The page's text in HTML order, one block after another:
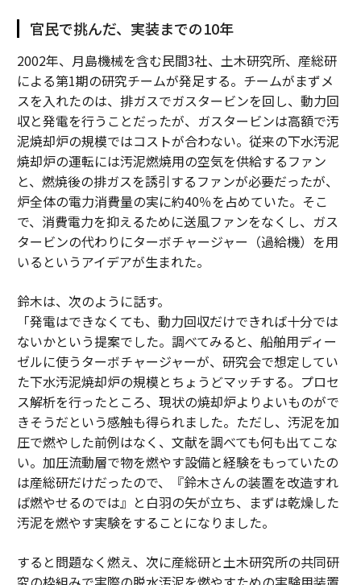
官民で挑んだ、実装までの10年
2002年、月島機械を含む民間3社、土木研究所、産総研
による第1期の研究チームが発足する。チームがまずメ
スを入れたのは、排ガスでガスタービンを回し、動力回
収と発電を行うことだったが、ガスタービンは高額で汚
泥焼却炉の規模ではコストが合わない。従来の下水汚泥
焼却炉の運転には汚泥燃焼用の空気を供給するファン
と、燃焼後の排ガスを誘引するファンが必要だったが、
炉全体の電力消費量の実に約40％を占めていた。そこ
で、消費電力を抑えるために送風ファンをなくし、ガス
タービンの代わりにターボチャージャー（過給機）を用
いるというアイデアが生まれた。
鈴木は、次のように話す。
「発電はできなくても、動力回収だけできれば十分では
ないかという提案でした。調べてみると、船舶用ディー
ゼルに使うターボチャージャーが、研究会で想定してい
た下水汚泥焼却炉の規模とちょうどマッチする。プロセ
ス解析を行ったところ、現状の焼却炉よりよいものがで
きそうだという感触も得られました。ただし、汚泥を加
圧で燃やした前例はなく、文献を調べても何も出てこな
い。加圧流動層で物を燃やす設備と経験をもっていたの
は産総研だけだったので、『鈴木さんの装置を改造すれ
ば燃やせるのでは』と白羽の矢が立ち、まずは乾燥した
汚泥を燃やす実験をすることになりました。
すると問題なく燃え、次に産総研と土木研究所の共同研